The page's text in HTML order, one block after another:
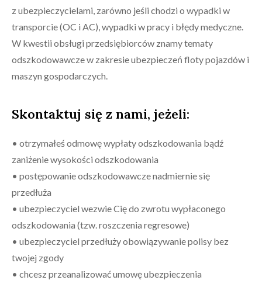
z ubezpieczycielami, zarówno jeśli chodzi o wypadki w
transporcie (OC i AC), wypadki w pracy i błędy medyczne.
W kwestii obsługi przedsiębiorców znamy tematy
odszkodowawcze w zakresie ubezpieczeń floty pojazdów i
maszyn gospodarczych.
Skontaktuj się z nami, jeżeli:
• otrzymałeś odmowę wypłaty odszkodowania bądź
zaniżenie wysokości odszkodowania
• postępowanie odszkodowawcze nadmiernie się
przedłuża
• ubezpieczyciel wezwie Cię do zwrotu wypłaconego
odszkodowania (tzw. roszczenia regresowe)
• ubezpieczyciel przedłuży obowiązywanie polisy bez
twojej zgody
• chcesz przeanalizować umowę ubezpieczenia